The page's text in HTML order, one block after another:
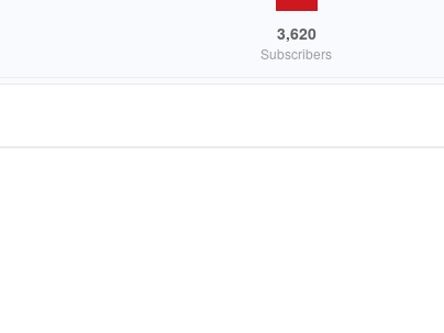
3,620
Subscribers